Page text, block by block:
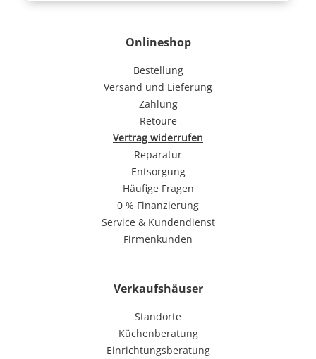
Onlineshop
Bestellung
Versand und Lieferung
Zahlung
Retoure
Vertrag widerrufen
Reparatur
Entsorgung
Häufige Fragen
0 % Finanzierung
Service & Kundendienst
Firmenkunden
Verkaufshäuser
Standorte
Küchenberatung
Einrichtungsberatung